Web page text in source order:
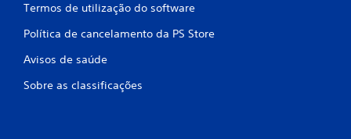
Termos de utilização do software
Política de cancelamento da PS Store
Avisos de saúde
Sobre as classificações